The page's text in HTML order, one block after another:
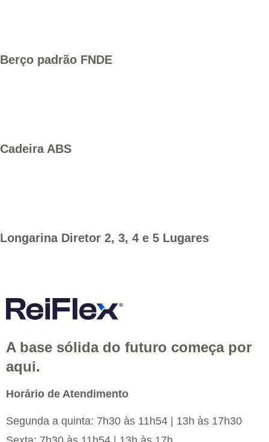
Berço padrão FNDE
Cadeira ABS
Longarina Diretor 2, 3, 4 e 5 Lugares
A base sólida do futuro começa por
aqui.
Horário de Atendimento
Segunda a quinta: 7h30 às 11h54 | 13h às 17h30